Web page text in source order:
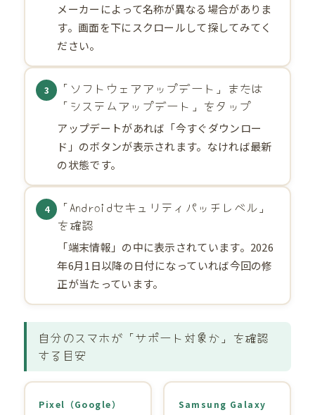
メーカーによって名称が異なる場合がありま
す。画面を下にスクロールして探してみてく
ださい。
3
「ソフトウェアアップデート」または
「システムアップデート」をタップ
アップデートがあれば「今すぐダウンロー
ド」のボタンが表示されます。なければ最新
の状態です。
4
「Androidセキュリティパッチレベル」
を確認
「端末情報」の中に表示されています。2026
年6月1日以降の日付になっていれば今回の修
正が当たっています。
自分のスマホが「サポート対象か」を確認
する目安
Pixel（Google） Samsung Galaxy